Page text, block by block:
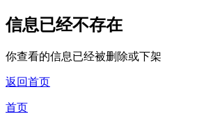
信息已经不存在
你查看的信息已经被删除或下架
返回首页
首页